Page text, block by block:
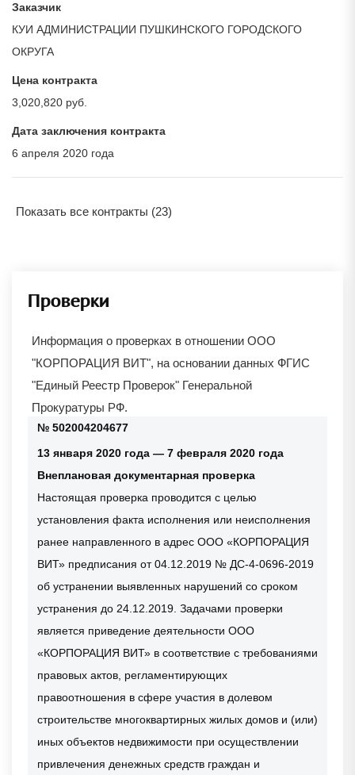
Заказчик
КУИ АДМИНИСТРАЦИИ ПУШКИНСКОГО ГОРОДСКОГО
ОКРУГА
Цена контракта
3,020,820 руб.
Дата заключения контракта
6 апреля 2020 года
Показать все контракты (23)
Проверки
Информация о проверках в отношении ООО
"КОРПОРАЦИЯ ВИТ", на основании данных ФГИС
"Единый Реестр Проверок" Генеральной
Прокуратуры РФ.
№ 502004204677
13 января 2020 года — 7 февраля 2020 года
Внеплановая документарная проверка
Настоящая проверка проводится с целью
установления факта исполнения или неисполнения
ранее направленного в адрес ООО «КОРПОРАЦИЯ
ВИТ» предписания от 04.12.2019 № ДС-4-0696-2019
об устранении выявленных нарушений со сроком
устранения до 24.12.2019. Задачами проверки
является приведение деятельности ООО
«КОРПОРАЦИЯ ВИТ» в соответствие с требованиями
правовых актов, регламентирующих
правоотношения в сфере участия в долевом
строительстве многоквартирных жилых домов и (или)
иных объектов недвижимости при осуществлении
привлечения денежных средств граждан и